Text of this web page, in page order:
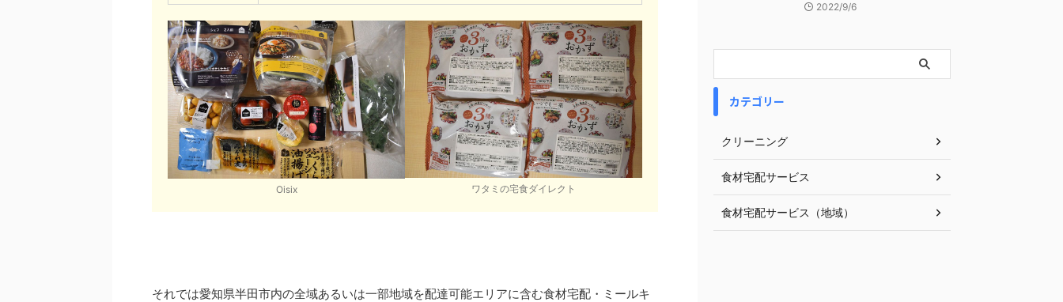
Oisix ワタミの宅食ダイレクト
それでは愛知県半田市内の全域あるいは一部地域を配達可能エリアに含む食材宅配・ミールキ
2022/9/6
カテゴリー
クリーニング
食材宅配サービス
食材宅配サービス（地域）